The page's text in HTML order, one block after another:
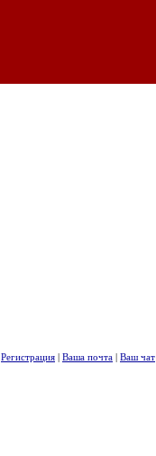
Регистрация | Ваша почта | Ваш чат